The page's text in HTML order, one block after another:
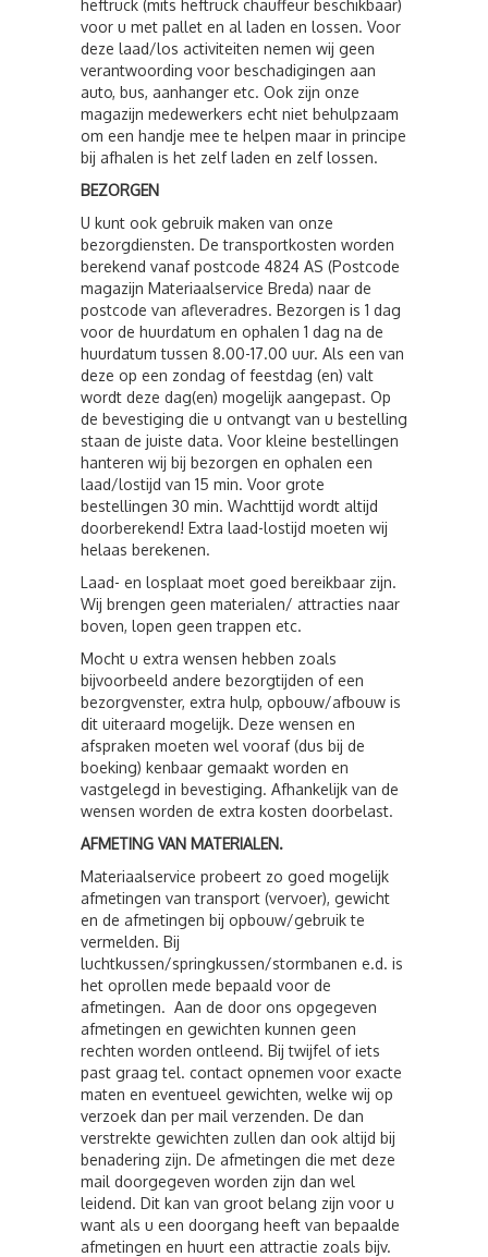
heftruck (mits heftruck chauffeur beschikbaar)
voor u met pallet en al laden en lossen. Voor
deze laad/los activiteiten nemen wij geen
verantwoording voor beschadigingen aan
auto, bus, aanhanger etc. Ook zijn onze
magazijn medewerkers echt niet behulpzaam
om een handje mee te helpen maar in principe
bij afhalen is het zelf laden en zelf lossen.
BEZORGEN
U kunt ook gebruik maken van onze
bezorgdiensten. De transportkosten worden
berekend vanaf postcode 4824 AS (Postcode
magazijn Materiaalservice Breda) naar de
postcode van afleveradres. Bezorgen is 1 dag
voor de huurdatum en ophalen 1 dag na de
huurdatum tussen 8.00-17.00 uur. Als een van
deze op een zondag of feestdag (en) valt
wordt deze dag(en) mogelijk aangepast. Op
de bevestiging die u ontvangt van u bestelling
staan de juiste data. Voor kleine bestellingen
hanteren wij bij bezorgen en ophalen een
laad/lostijd van 15 min. Voor grote
bestellingen 30 min. Wachttijd wordt altijd
doorberekend! Extra laad-lostijd moeten wij
helaas berekenen.
Laad- en losplaat moet goed bereikbaar zijn.
Wij brengen geen materialen/ attracties naar
boven, lopen geen trappen etc.
Mocht u extra wensen hebben zoals
bijvoorbeeld andere bezorgtijden of een
bezorgvenster, extra hulp, opbouw/afbouw is
dit uiteraard mogelijk. Deze wensen en
afspraken moeten wel vooraf (dus bij de
boeking) kenbaar gemaakt worden en
vastgelegd in bevestiging. Afhankelijk van de
wensen worden de extra kosten doorbelast.
AFMETING VAN MATERIALEN.
Materiaalservice probeert zo goed mogelijk
afmetingen van transport (vervoer), gewicht
en de afmetingen bij opbouw/gebruik te
vermelden. Bij
luchtkussen/springkussen/stormbanen e.d. is
het oprollen mede bepaald voor de
afmetingen. Aan de door ons opgegeven
afmetingen en gewichten kunnen geen
rechten worden ontleend. Bij twijfel of iets
past graag tel. contact opnemen voor exacte
maten en eventueel gewichten, welke wij op
verzoek dan per mail verzenden. De dan
verstrekte gewichten zullen dan ook altijd bij
benadering zijn. De afmetingen die met deze
mail doorgegeven worden zijn dan wel
leidend. Dit kan van groot belang zijn voor u
want als u een doorgang heeft van bepaalde
afmetingen en huurt een attractie zoals bijv.